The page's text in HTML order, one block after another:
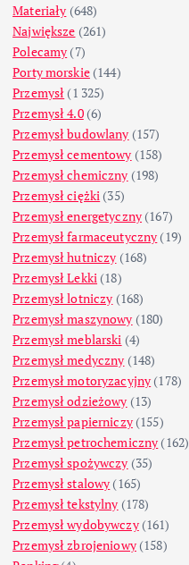
Materiały (648)
Największe (261)
Polecamy (7)
Porty morskie(144)
Przemysł (1 325)
Przemysł 4.0(6)
Przemysł budowlany (157)
Przemysł cementowy (158)
Przemysł chemiczny (198)
Przemysł ciężki (35)
Przemysł energetyczny (167)
Przemysł farmaceutyczny (19)
Przemysł hutniczy (168)
Przemysł Lekki (18)
Przemysł lotniczy (168)
Przemysł maszynowy (180)
Przemysł meblarski (4)
Przemysł medyczny (148)
Przemysł motoryzacyjny (178)
Przemysł odzieżowy (13)
Przemysł papierniczy(155)
Przemysł petrochemiczny (162)
Przemysł spożywczy (35)
Przemysł stalowy (165)
Przemysł tekstylny (178)
Przemysł wydobywczy(161)
Przemysł zbrojeniowy(158)